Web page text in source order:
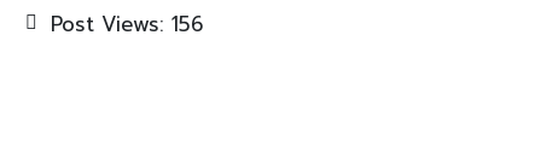
Post Views: 156